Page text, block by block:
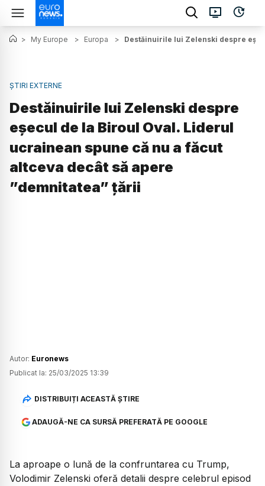
> My Europe > Europa > Destăinuirile lui Zelenski despre
ȘTIRI EXTERNE
Destăinuirile lui Zelenski despre
eșecul de la Biroul Oval. Liderul
ucrainean spune că nu a făcut
altceva decât să apere
”demnitatea” țării
Autor: Euronews
Publicat la: 25/03/2025 13:39
DISTRIBUIȚI ACEASTĂ ȘTIRE
ADAUGĂ-NE CA SURSĂ PREFERATĂ PE GOOGLE
La aproape o lună de la confruntarea cu Trump,
Volodimir Zelenski oferă detalii despre celebrul episod